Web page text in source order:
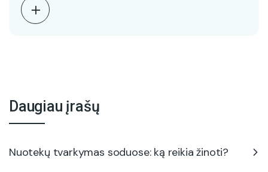
Daugiau įrašų
Nuotekų tvarkymas soduose: ką reikia žinoti?